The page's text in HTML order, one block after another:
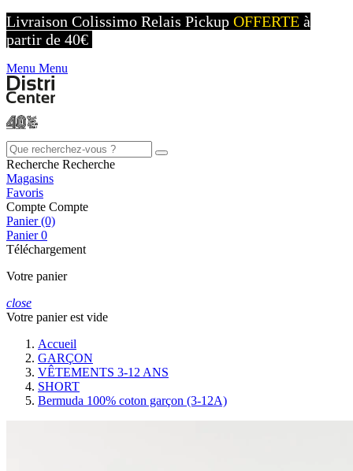
Livraison Colissimo Relais Pickup OFFERTE à
partir de 40€
Menu Menu
Recherche Recherche
Magasins
Favoris
Compte Compte
Panier (0)
Panier0
Téléchargement
Votre panier
close
Votre panier est vide
Accueil
GARÇON
VÊTEMENTS 3-12 ANS
SHORT
Bermuda 100% coton garçon (3-12A)